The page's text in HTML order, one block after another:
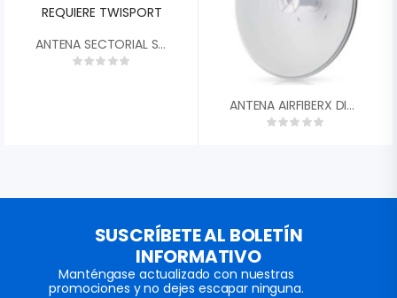
ANTENA SECTORIAL SIMETRICA GEN2 30GRADOS 5.180 – 6.4 GHZ 18.5 DBI RF ELEMENTS HG3TPS30 REQUIERE TWISPORT
ANTENA AIRFIBERX DISH UBIQUITI AF-5G30-S45 30DBI 45║ 4.9-5.9 GHZ DUAL POLARIDAD RP-SMA
SUSCRÍBETE AL BOLETÍN
INFORMATIVO
Manténgase actualizado con nuestras
promociones y no dejes escapar ninguna.